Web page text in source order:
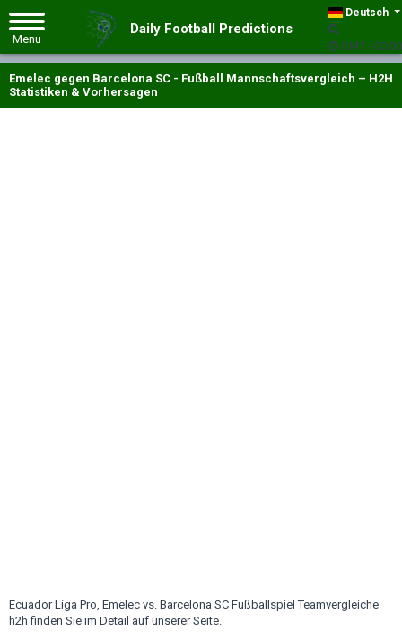
Deutsch
GMT +00:00
Daily Football Predictions
Emelec gegen Barcelona SC - Fußball Mannschaftsvergleich – H2H
Statistiken & Vorhersagen
Ecuador Liga Pro, Emelec vs. Barcelona SC Fußballspiel Teamvergleiche
h2h finden Sie im Detail auf unserer Seite.